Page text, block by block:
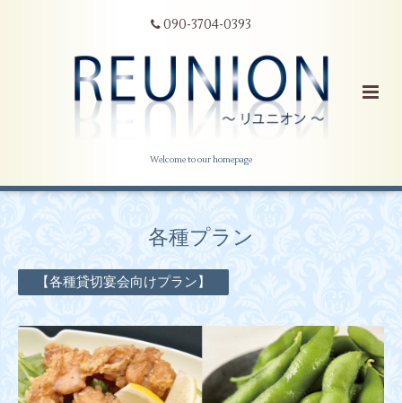
090-3704-0393
Welcome to our homepage
各種プラン
【各種貸切宴会向けプラン】